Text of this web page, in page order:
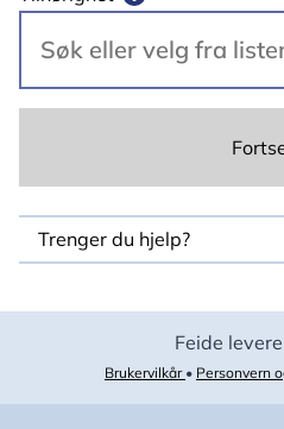
Trenger du hjelp?
Feide
Brukervilkår • Personvern